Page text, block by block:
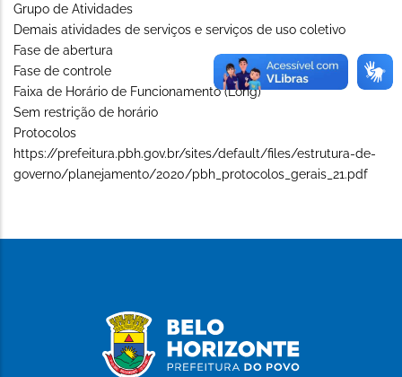
Grupo de Atividades
Demais atividades de serviços e serviços de uso coletivo
Fase de abertura
Fase de controle
Faixa de Horário de Funcionamento (Long)
Sem restrição de horário
Protocolos
https://prefeitura.pbh.gov.br/sites/default/files/estrutura-de-
governo/planejamento/2020/pbh_protocolos_gerais_21.pdf